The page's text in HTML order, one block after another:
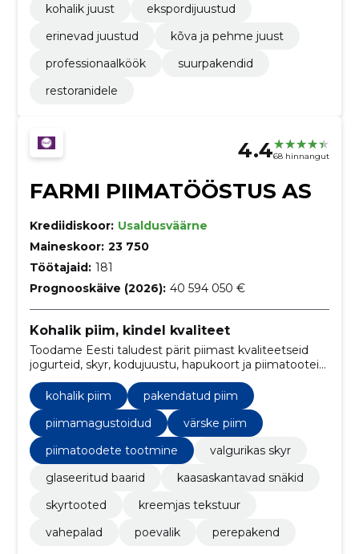
kohalik juust
ekspordijuustud
erinevad juustud
kõva ja pehme juust
professionaalköök
suurpakendid
restoranidele
4.468 hinnangut
FARMI PIIMATÖÖSTUS AS
Krediidiskoor: Usaldusväärne
Maineskoor: 23 750
Töötajaid: 181
Prognooskäive (2026): 40 594 050 €
Kohalik piim, kindel kvaliteet
Toodame Eesti taludest pärit piimast kvaliteetseid
jogurteid, skyr, kodujuustu, hapukoort ja piimatooteid
ja püsiv koostöö taludega tagavad usaldusväärsuse.
kohalik piim
pakendatud piim
piimamagustoidud
värske piim
piimatoodete tootmine
valgurikas skyr
glaseeritud baarid
kaasaskantavad snäkid
skyrtooted
kreemjas tekstuur
vahepalad
poevalik perepakend